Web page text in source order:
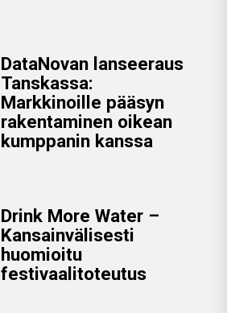
DataNovan lanseeraus
Tanskassa:
Markkinoille pääsyn
rakentaminen oikean
kumppanin kanssa
Drink More Water –
Kansainvälisesti
huomioitu
festivaalitoteutus